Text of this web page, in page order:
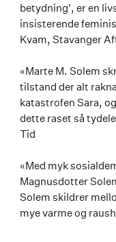
betydning', er en
insisterende
Kvam, Stavanger
«Marte M. Solem
tilstand der alt
katastrofen Sara,
dette raset så
Tid
«Med myk
Magnusdotter
Solem skildrer
mye varme og